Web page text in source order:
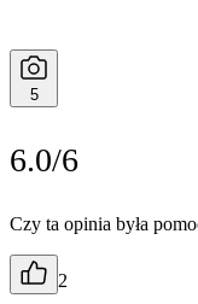
5
6.0/6
Czy ta opinia była
2